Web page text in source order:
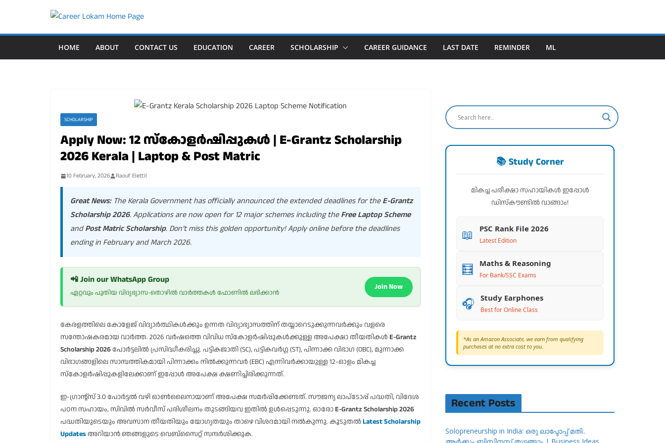
content
HOME ABOUT CONTACT US EDUCATION CAREER SCHOLARSHIP CAREER GUIDANCE LAST DATE REMINDER ML
SCHOLARSHIP
Apply Now: 12 സ്കോളർഷിപ്പുകൾ | E-Grantz Scholarship
2026 Kerala | Laptop & Post Matric
10 February, 2026 Raouf Elettil
Great News:The Kerala Government has officially announced the extended deadlines for theE-Grantz
Scholarship 2026. Applications are now open for 12 major schemes including theFree Laptop Scheme
andPost Matric Scholarship. Don’t miss this golden opportunity! Apply online before the deadlines
ending in February and March 2026.
📲 Join our WhatsApp Group
ഏറ്റവും പുതിയ വിദ്യഭ്യാസ-തൊഴിൽ വാർത്തകൾ ഫോണിൽ ലഭിക്കാൻ
Join Now
കേരളത്തിലെ കോളേജ് വിദ്യാർത്ഥികൾക്കും ഉന്നത വിദ്യാഭ്യാസത്തിന് തയ്യാറെടുക്കുന്നവർക്കും വളരെ
സന്തോഷകരമായ വാർത്ത. 2026 വർഷത്തെ വിവിധ സ്കോളർഷിപ്പുകൾക്കുള്ള അപേക്ഷാ തീയതികൾ E-Grantz
Scholarship 2026പോർട്ടലിൽ പ്രസിദ്ധീകരിച്ചു. പട്ടികജാതി (SC), പട്ടികവർഗ്ഗ (ST), പിന്നാക്ക വിഭാഗ (OBC), മുന്നാക്ക
വിഭാഗങ്ങളിലെ സാമ്പത്തികമായി പിന്നാക്കം നിൽക്കുന്നവർ (EBC) എന്നിവർക്കായുള്ള 12-ഓളം മികച്ച
സ്കോളർഷിപ്പുകളിലേക്കാണ് ഇപ്പോൾ അപേക്ഷ ക്ഷണിച്ചിരിക്കുന്നത്.
ഇ-ഗ്രാന്റ്സ് 3.0 പോർട്ടൽ വഴി ഓൺലൈനായാണ് അപേക്ഷ സമർപ്പിക്കേണ്ടത്. സൗജന്യ ലാപ്ടോപ്പ് പദ്ധതി, വിദേശ
പഠന സഹായം, സിവിൽ സർവീസ് പരിശീലനം തുടങ്ങിയവ ഇതിൽ ഉൾപ്പെടുന്നു. ഓരോ E-Grantz Scholarship 2026
പദ്ധതിയുടെയും അവസാന തീയതിയും യോഗ്യതയും താഴെ വിശദമായി നൽകുന്നു. കൂടുതൽLatest Scholarship
Updatesഅറിയാൻ ഞങ്ങളുടെ വെബ്സൈറ്റ് സന്ദർശിക്കുക.
📚 Study Corner
മികച്ച പരീക്ഷാ സഹായികൾ ഇപ്പോൾ
ഡിസ്കൗണ്ടിൽ വാങ്ങാം!
📖 PSC Rank File 2026
Latest Edition
🧮 Maths & Reasoning
For Bank/SSC Exams
🎧 Study Earphones
Best for Online Class
*As an Amazon Associate, we earn from qualifying
purchases at no extra cost to you.
Recent Posts
Solopreneurship in India: ഒരു ലാപ്ടോപ്പ് മതി..